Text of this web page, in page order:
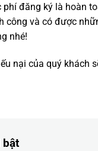
phí đăng ký là hoàn
công và có được
nhé!
nại của quý khách
bật